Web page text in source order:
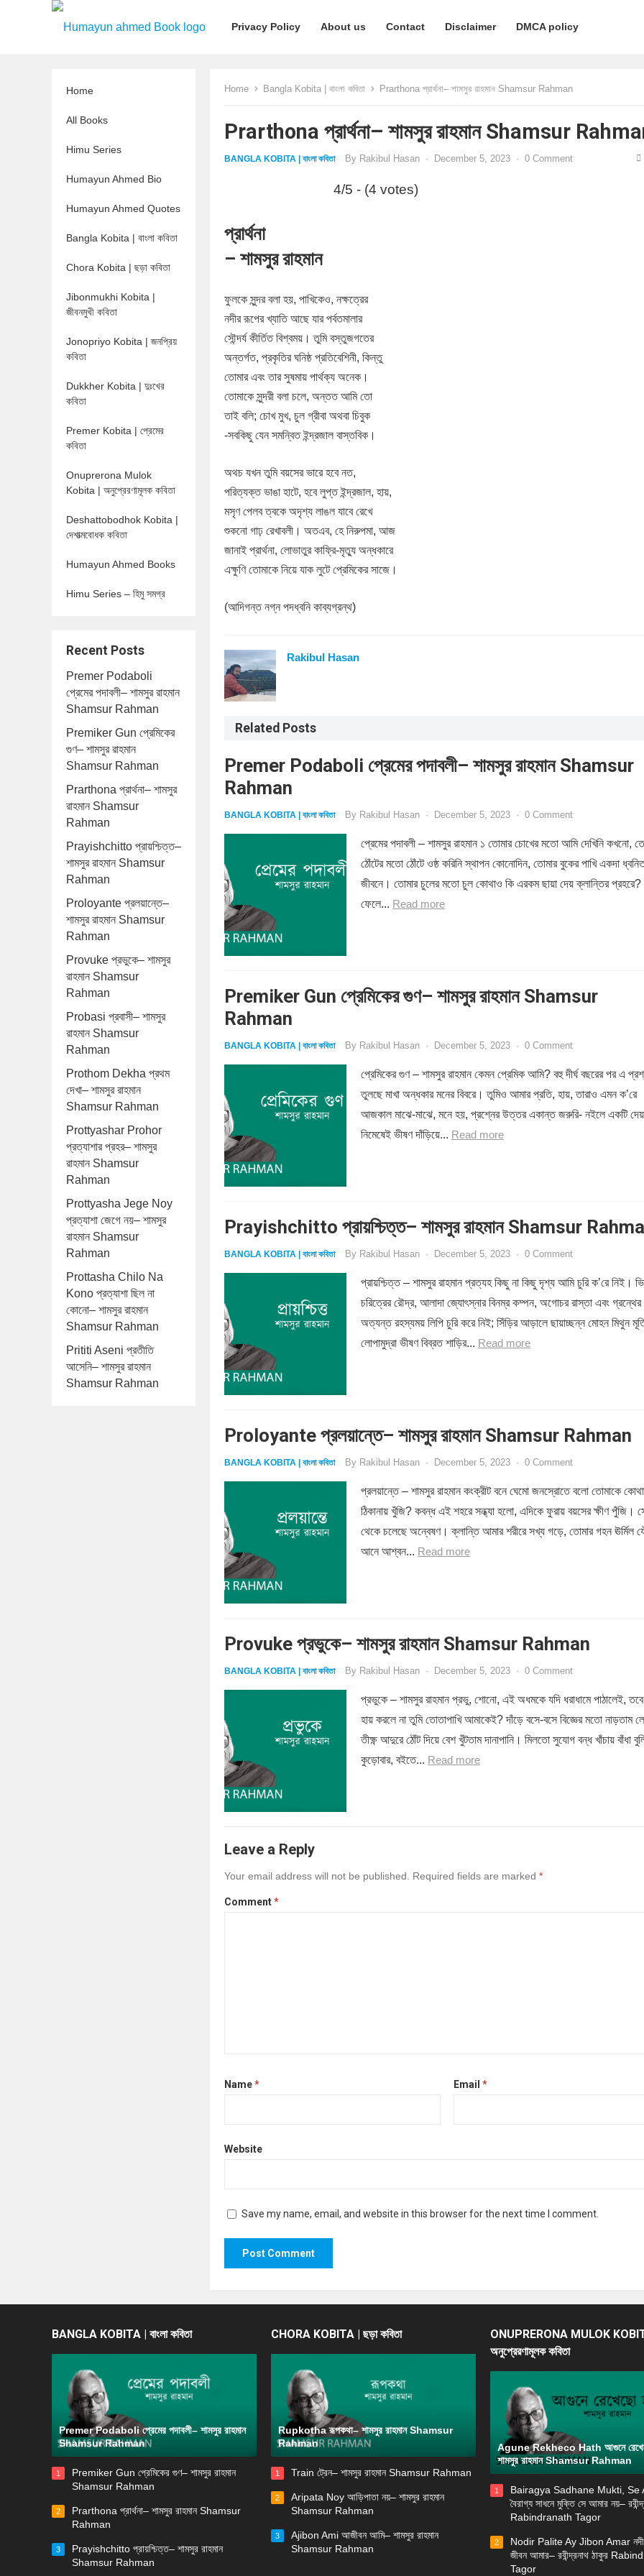
Privacy Policy About us Contact Disclaimer DMCA policy
Home
All Books
Himu Series
Humayun Ahmed Bio
Humayun Ahmed Quotes
Bangla Kobita | বাংলা কবিতা
Chora Kobita | ছড়া কবিতা
Jibonmukhi Kobita |
জীবনমুখী কবিতা
Jonopriyo Kobita | জনপ্রিয়
কবিতা
Dukkher Kobita | দুঃখের
কবিতা
Premer Kobita | প্রেমের
কবিতা
Onuprerona Mulok
Kobita | অনুপ্রেরণামূলক কবিতা
Deshattobodhok Kobita |
দেশাত্মবোধক কবিতা
Humayun Ahmed Books
Himu Series – হিমু সমগ্র
Recent Posts
Premer Podaboli
প্রেমের পদাবলী– শামসুর রাহমান
Shamsur Rahman
Premiker Gun প্রেমিকের
গুণ– শামসুর রাহমান
Shamsur Rahman
Prarthona প্রার্থনা– শামসুর
রাহমান Shamsur
Rahman
Prayishchitto প্রায়শ্চিত্ত–
শামসুর রাহমান Shamsur
Rahman
Proloyante প্রলয়ান্তে–
শামসুর রাহমান Shamsur
Rahman
Provuke প্রভুকে– শামসুর
রাহমান Shamsur
Rahman
Probasi প্রবাসী– শামসুর
রাহমান Shamsur
Rahman
Prothom Dekha প্রথম
দেখা– শামসুর রাহমান
Shamsur Rahman
Prottyashar Prohor
প্রত্যাশার প্রহর– শামসুর
রাহমান Shamsur
Rahman
Prottyasha Jege Noy
প্রত্যাশা জেগে নয়– শামসুর
রাহমান Shamsur
Rahman
Prottasha Chilo Na
Kono প্রত্যাশা ছিল না
কোনো– শামসুর রাহমান
Shamsur Rahman
Prititi Aseni প্রতীতি
আসেনি– শামসুর রাহমান
Shamsur Rahman
Home Bangla Kobita | বাংলা কবিতা Prarthona প্রার্থনা– শামসুর রাহমান Shamsur Rahman
Prarthona প্রার্থনা– শামসুর রাহমান Shamsur
BANGLA KOBITA | বাংলা কবিতা By Rakibul Hasan · December 5, 2023 · 0 Comment
4/5 - (4 votes)
প্রার্থনা
– শামসুর রাহমান
ফুলকে সুন্দর বলা হয়, পাখিকেও, নক্ষত্রের
নদীর রূপের খ্যাতি আছে যার পর্বতমালার
সৌন্দর্য কীর্তিত বিশ্বময়। তুমি বস্তুজগতের
অন্তর্গত, প্রকৃতির ঘনিষ্ঠ প্রতিবেশিনী, কিন্তু
তোমার এবং তার সুষমায় পার্থক্য অনেক।
তোমাকে সুন্দরী বলা চলে, অন্তত আমি তো
তাই বলি; চোখ মুখ, চুল গ্রীবা অথবা চিবুক
-সবকিছু যেন সমন্বিত ইন্দ্রজাল বাস্তবিক।
অথচ যখন তুমি বয়সের ভারে হবে নত,
পরিত্যক্ত ভাঙা হাটে, হবে লুপ্ত ইন্দ্রজাল, হায়,
মসৃণ পেলব ত্বকে অদৃশ্য লাঙল যাবে রেখে
শুকনো গাঢ় রেখাবলী। অতএব, হে নিরুপমা, আজ
জানাই প্রার্থনা, লোভাতুর কাফ্রি-মৃত্যু অন্ধকারে
এক্ষুণি তোমাকে নিয়ে যাক লুটে প্রেমিকের সাজে।
(আদিগন্ত নগ্ন পদধ্বনি কাব্যগ্রন্থ)
Rakibul Hasan
Related Posts
Premer Podaboli প্রেমের পদাবলী– শামসুর রাহমান Shamsur
Rahman
BANGLA KOBITA | বাংলা কবিতা By Rakibul Hasan · December 5, 2023 · 0 Comment
প্রেমের পদাবলী – শামসুর রাহমান ১ তোমার চোখের মতো আমি দেখিনি কখনো,
ঠোঁটের মতো ঠোঁটে ওষ্ঠ করিনি স্থাপন কোনোদিন, তোমার বুকের পাখি একদা
জীবনে। তোমার চুলের মতো চুল কোথাও কি এরকম ছায়া দেয় ক্লান্তির প্রহরে?
ফেলে... Read more
Premiker Gun প্রেমিকের গুণ– শামসুর রাহমান Shamsur
Rahman
BANGLA KOBITA | বাংলা কবিতা By Rakibul Hasan · December 5, 2023 · 0 Comment
প্রেমিকের গুণ – শামসুর রাহমান কেমন প্রেমিক আমি? বহু দীর্ঘ বছরের পর এ
তুলছে মাখা অন্ধকার মনের বিবরে। তুমিও আমার প্রতি, হায়, তারাও এমন ক’রে
আজকাল মাঝে-মাঝে, মনে হয়, প্রশ্নের উত্তর একান্ত জরুরি- নইলে একটি
নিমেষেই ভীষণ দাঁড়িয়ে... Read more
Prayishchitto প্রায়শ্চিত্ত– শামসুর রাহমান Shamsur
BANGLA KOBITA | বাংলা কবিতা By Rakibul Hasan · December 5, 2023 · 0 Comment
প্রায়শ্চিত্ত – শামসুর রাহমান প্রত্যহ কিছু না কিছু দৃশ্য আমি চুরি ক’রে নিই।
চরিত্রের রৌদ্র, আলাদা জ্যোৎস্নার বিনম্র কম্পন, অগোচর রাস্তা এবং গ্রন্থের
অত্যন্ত রহস্যময় লিপি চুরি করে নিই; সিঁড়ির আড়ালে ছায়াচ্ছন্ন মোহন মিথুন
লোপামুদ্রা ভীষণ বিব্রত শাড়ির... Read more
Proloyante প্রলয়ান্তে– শামসুর রাহমান Shamsur Rahman
BANGLA KOBITA | বাংলা কবিতা By Rakibul Hasan · December 5, 2023 · 0 Comment
প্রলয়ান্তে – শামসুর রাহমান কংক্রীট বনে ঘেমো জনস্রোতে বলো তোমাকে
ঠিকানায় খুঁজি? কবন্ধ এই শহরে সন্ধ্যা হলো, এদিকে ফুরায় বয়সের ক্ষীণ পুঁজি।
থেকে চলেছে অন্বেষণ। ক্লান্তি আমার শরীরে সখ্য গড়ে, তোমার গহন ঊর্মিল
আনে আশ্বন... Read more
Provuke প্রভুকে– শামসুর রাহমান Shamsur Rahman
BANGLA KOBITA | বাংলা কবিতা By Rakibul Hasan · December 5, 2023 · 0 Comment
প্রভুকে – শামসুর রাহমান প্রভু, শোনো, এই অধমকে যদি ধরাধামে পাঠালেই,
হায় করলে না তুমি তোতাপাখি আমাকেই? দাঁড়ে বসে-বসে বিজ্ঞের মতো নাড়তাম
তীক্ষ্ণ আদুরে ঠোঁট দিয়ে বেশ খুঁটতাম দানাপানি। মিলতো সুযোগ বন্ধ খাঁচায় বাঁধা
কুড়োবার, বইতে... Read more
Leave a Reply
Your email address will not be published. Required fields are marked *
Comment*
Name* Email*
Website
Save my name, email, and website in this browser for the next time I comment.
BANGLA KOBITA | বাংলা কবিতা
Premer Podaboli প্রেমের পদাবলী– শামসুর রাহমান
Shamsur Rahman
1
Premiker Gun প্রেমিকের গুণ– শামসুর রাহমান
Shamsur Rahman
2
Prarthona প্রার্থনা– শামসুর রাহমান Shamsur
Rahman
3
Prayishchitto প্রায়শ্চিত্ত– শামসুর রাহমান
Shamsur Rahman
CHORA KOBITA | ছড়া কবিতা
Rupkotha রূপকথা– শামসুর রাহমান Shamsur
Rahman
1 Train ট্রেন– শামসুর রাহমান Shamsur Rahman
2
Aripata Noy আড়িপাতা নয়– শামসুর রাহমান
Shamsur Rahman
3
Ajibon Ami আজীবন আমি– শামসুর রাহমান
Shamsur Rahman
ONUPRERONA MULOK
অনুপ্রেরণামূলক কবিতা
Agune Rekheco Hath আগুনে
শামসুর রাহমান Shamsur Rahman
1
Bairagya Sadhane Mukti, Se
বৈরাগ্য সাধনে মুক্তি সে আমার নয়–
Rabindranath Tagor
2
Nodir Palite Ay Jibon Amar
জীবন আমার– রবীন্দ্রনাথ ঠাকুর
Tagor